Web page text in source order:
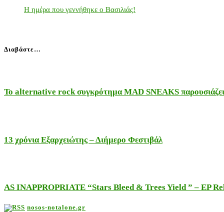
Η ημέρα που γεννήθηκε ο Βασιλιάς!
Διαβάστε…
Το alternative rock συγκρότημα MAD SNEAKS
13 χρόνια Εξαρχειώτης – Διήμερο Φεστιβάλ
AS INAPPROPRIATE “Stars Bleed & Trees Yield ” – EP
nosos-notalone.gr